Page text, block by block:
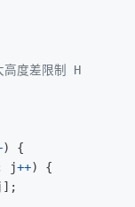
度差限制 H
)
{
j++)
{
];